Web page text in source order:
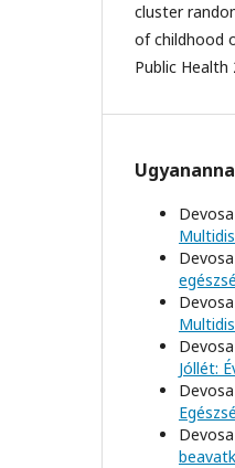
cluster
of childhood
Public Health
Jóllét: